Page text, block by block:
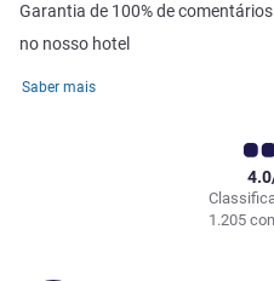
Garantia de 100% de
no nosso hotel
Saber mais
1.205